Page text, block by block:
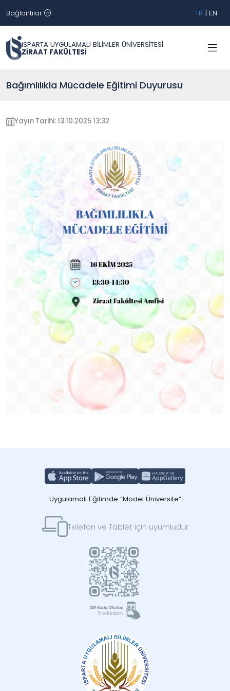
Bağlantılar TR | EN
ISPARTA UYGULAMALI BİLİMLER ÜNİVERSİTESİ
ZİRAAT FAKÜLTESİ
Bağımlılıkla Mücadele Eğitimi Duyurusu
Yayın Tarihi: 13.10.2025 13:32
Uygulamalı Eğitimde “Model Üniversite”
Telefon ve Tablet için uyumludur